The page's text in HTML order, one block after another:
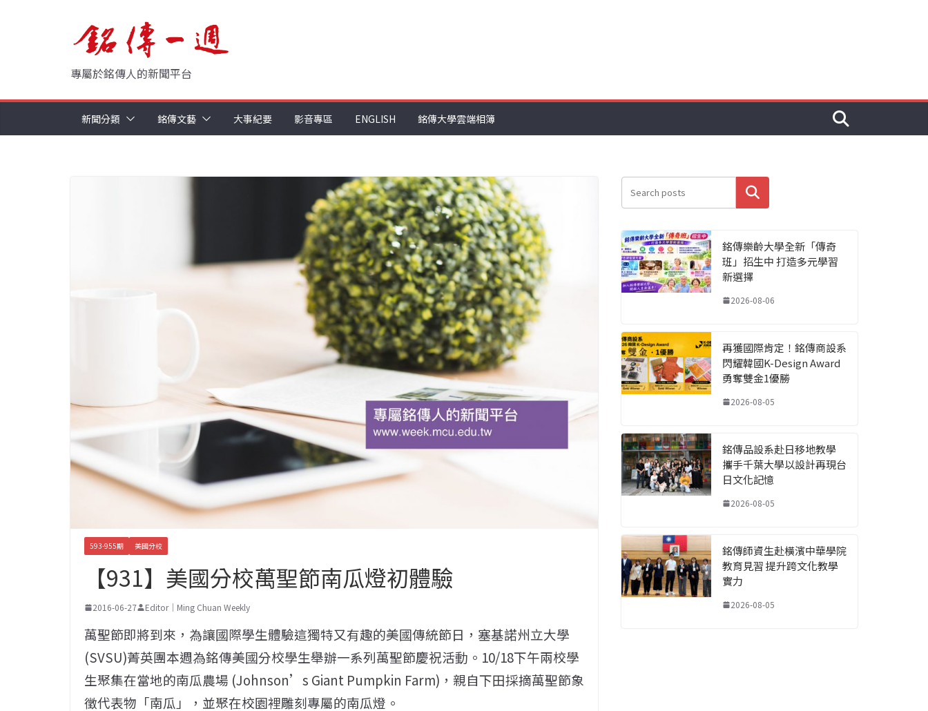
專屬於銘傳人的新聞平台
新聞分類 銘傳文藝 大事紀要 影音專區 ENGLISH 銘傳大學雲端相簿
593-955期 美國分校
【931】美國分校萬聖節南瓜燈初體驗
2016-06-27 Editor｜Ming Chuan Weekly
萬聖節即將到來，為讓國際學生體驗這獨特又有趣的美國傳統節日，塞基諾州立大學
(SVSU)菁英團本週為銘傳美國分校學生舉辦一系列萬聖節慶祝活動。10/18下午兩校學
生聚集在當地的南瓜農場 (Johnson’s Giant Pumpkin Farm)，親自下田採摘萬聖節象
徵代表物「南瓜」，並聚在校園裡雕刻專屬的南瓜燈。
搜尋
銘傳樂齡大學全新「傳奇
班」招生中 打造多元學習
新選擇
2026-08-06
再獲國際肯定！銘傳商設系
閃耀韓國K-Design Award
勇奪雙金1優勝
2026-08-05
銘傳品設系赴日移地教學
攜手千葉大學以設計再現台
日文化記憶
2026-08-05
銘傳師資生赴橫濱中華學院
教育見習 提升跨文化教學
實力
2026-08-05